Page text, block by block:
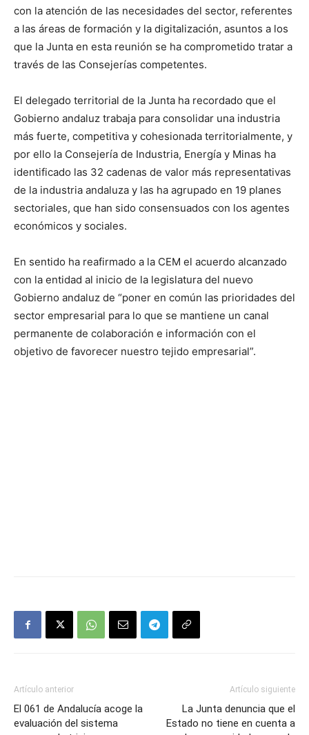
con la atención de las necesidades del sector, referentes
a las áreas de formación y la digitalización, asuntos a los
que la Junta en esta reunión se ha comprometido tratar a
través de las Consejerías competentes.
El delegado territorial de la Junta ha recordado que el
Gobierno andaluz trabaja para consolidar una industria
más fuerte, competitiva y cohesionada territorialmente, y
por ello la Consejería de Industria, Energía y Minas ha
identificado las 32 cadenas de valor más representativas
de la industria andaluza y las ha agrupado en 19 planes
sectoriales, que han sido consensuados con los agentes
económicos y sociales.
En sentido ha reafirmado a la CEM el acuerdo alcanzado
con la entidad al inicio de la legislatura del nuevo
Gobierno andaluz de “poner en común las prioridades del
sector empresarial para lo que se mantiene un canal
permanente de colaboración e información con el
objetivo de favorecer nuestro tejido empresarial”.
Artículo anterior
El 061 de Andalucía acoge la
evaluación del sistema
Artículo siguiente
La Junta denuncia que el
Estado no tiene en cuenta a